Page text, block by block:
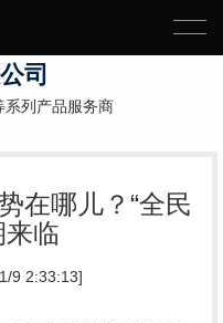
司
系列产品服务商
在哪儿？“全民
来临
9 2:33:13]